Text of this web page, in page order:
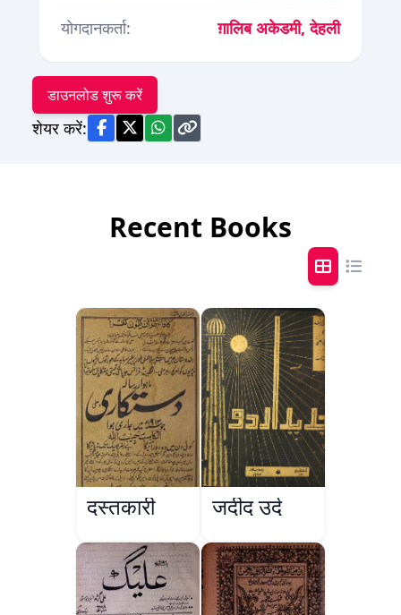
योगदानकर्ता:
ग़ालिब अकेडमी, देहली
डाउनलोड शुरू करें
शेयर करें:
Recent Books
दस्तकारी जदीद उर्दू